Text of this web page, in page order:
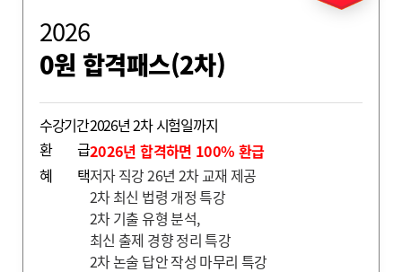
2026
0원 합격패스(2차)
수강기간2026년 2차 시험일까지
환
급2026년 합격하면 100% 환급
혜
택저자 직강 26년 2차 교재 제공
2차 최신 법령 개정 특강
2차 기출 유형 분석,
최신 출제 경향 정리 특강
2차 논술 답안 작성 마무리 특강
최종합격생 조*익
최종합격생 최*근